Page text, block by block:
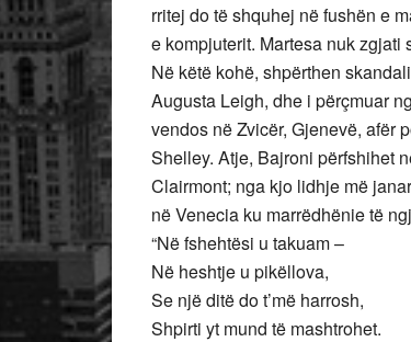
rritej do të shquhej në fushën e
e kompjuterit. Martesa nuk
Në këtë kohë, shpërthen
Augusta Leigh, dhe i përçmuar
vendos në Zvicër, Gjenevë, afër
Shelley. Atje, Bajroni përfshihet
Clairmont; nga kjo lidhje më
në Venecia ku marrëdhënie të
“Në fshehtësi u takuam –
Në heshtje u pikëllova,
Se një ditë do t’më harrosh,
Shpirti yt mund të mashtrohet.